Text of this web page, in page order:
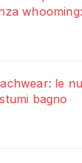
le
bagno